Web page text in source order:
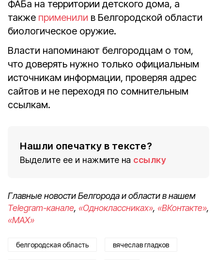
ФАБа на территории детского дома, а
также применили в Белгородской области
биологическое оружие.
Власти напоминают белгородцам о том,
что доверять нужно только официальным
источникам информации, проверяя адрес
сайтов и не переходя по сомнительным
ссылкам.
Нашли опечатку в тексте?
Выделите ее и нажмите на ссылку
Главные новости Белгорода и области в нашем
Telegram-канале, «Одноклассниках», «ВКонтакте»,
«MAX»
белгородская область вячеслав гладков